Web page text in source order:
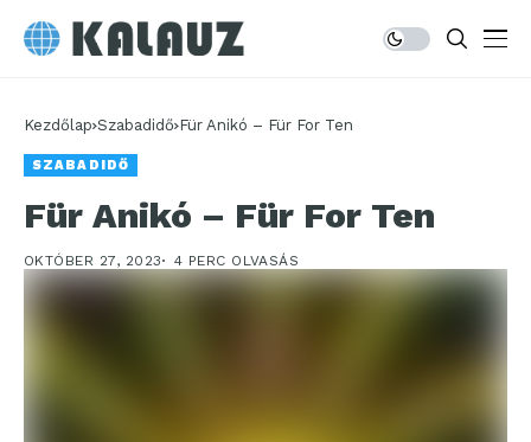
Kezdőlap Szabadidő Für Anikó – Für For Ten
SZABADIDŐ
Für Anikó – Für For Ten
OKTÓBER 27, 2023 4 PERC OLVASÁS